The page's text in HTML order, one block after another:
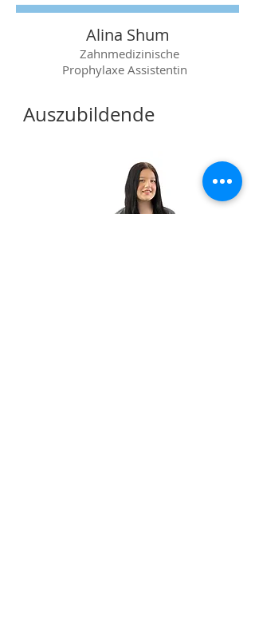
Alina Shum
Zahnmedizinische
Prophylaxe Assistentin
Auszubildende